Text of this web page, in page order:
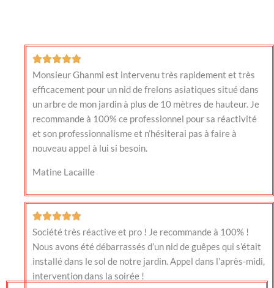
Monsieur Ghanmi est intervenu très rapidement et très
efficacement pour un nid de frelons asiatiques situé dans
un arbre de mon jardin à plus de 10 mètres de hauteur. Je
recommande à 100% ce professionnel pour sa réactivité
et son professionnalisme et n’hésiterai pas à faire à
nouveau appel à lui si besoin.
Matine Lacaille
Société très réactive et pro ! Je recommande à 100% !
Nous avons été débarrassés d’un nid de guêpes qui s’était
installé dans le sol de notre jardin. Appel dans l’après-midi,
intervention dans la soirée !